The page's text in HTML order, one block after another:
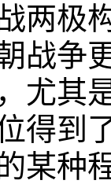
两极
战争
尤其
得到
某种